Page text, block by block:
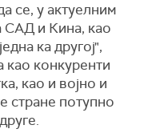
се, у актуелним
САД и Кина, као
ка другој",
као конкуренти
као и војно и
стране потупно